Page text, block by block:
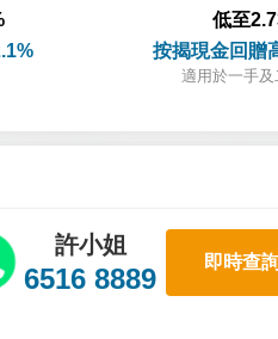
低至
按揭現金回贈
適用於一手及
許小姐
6516 8889
即時查